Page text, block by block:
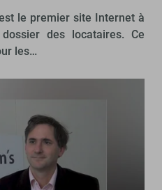
le premier site Internet à
des locataires. Ce
les…